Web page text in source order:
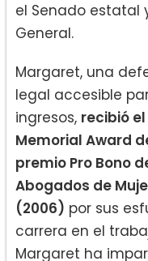
el Senado estatal
General.
Margaret, una
legal accesible
ingresos, recibió
Memorial Award
premio Pro Bono
Abogados de
(2006) por sus
carrera en el
Margaret ha